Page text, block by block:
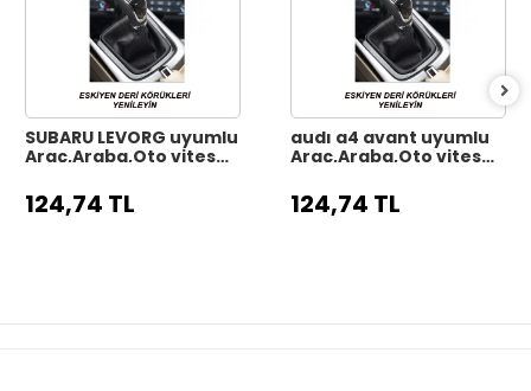
SUBARU LEVORG uyumlu
Araç,Araba,Oto vites
124,74 TL
audı a4 avant uyumlu
Araç,Araba,Oto vites
124,74 TL